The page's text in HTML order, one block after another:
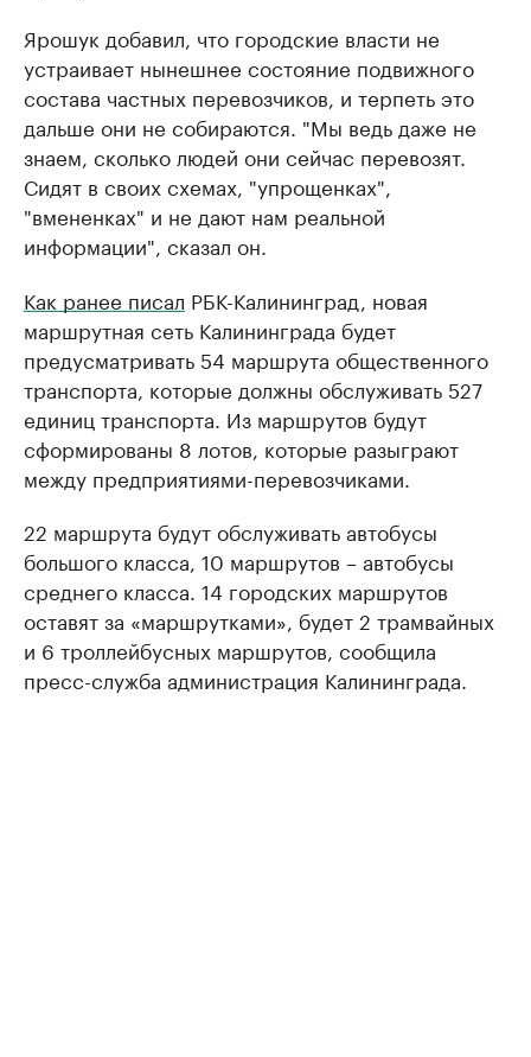
Ярошук добавил, что городские власти не
устраивает нынешнее состояние подвижного
состава частных перевозчиков, и терпеть это
дальше они не собираются. "Мы ведь даже не
знаем, сколько людей они сейчас перевозят.
Сидят в своих схемах, "упрощенках",
"вмененках" и не дают нам реальной
информации", сказал он.
Как ранее писал РБК-Калининград, новая
маршрутная сеть Калининграда будет
предусматривать 54 маршрута общественного
транспорта, которые должны обслуживать 527
единиц транспорта. Из маршрутов будут
сформированы 8 лотов, которые разыграют
между предприятиями-перевозчиками.
22 маршрута будут обслуживать автобусы
большого класса, 10 маршрутов – автобусы
среднего класса. 14 городских маршрутов
оставят за «маршрутками», будет 2 трамвайных
и 6 троллейбусных маршрутов, сообщила
пресс-служба администрация Калининграда.